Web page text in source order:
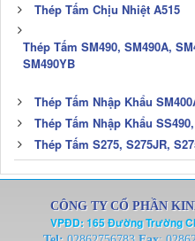
Thép Tấm Chịu Nhiệt A515
Thép Tấm SM490, SM490A,
SM490YB
Thép Tấm Nhập Khẩu
Thép Tấm Nhập Khẩu
Thép Tấm S275, S275JR,
CÔNG TY CỔ PHẦN
VPĐD: 165 Đường Trường